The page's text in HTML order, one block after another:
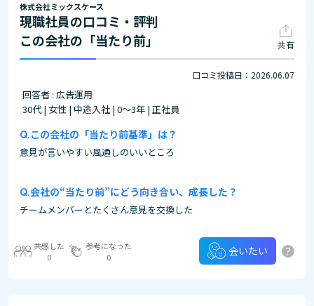
株式会社ミックスケース
現職社員の口コミ・評判
この会社の「当たり前」
共有
口コミ投稿日：2026.06.07
回答者 : 広告運用
30代 | 女性 | 中途入社 | 0～3年 | 正社員
この会社の「当たり前基準」は？
意見が言いやすい風通しのいいところ
会社の“当たり前”にどう向き合い、成長した？
チームメンバーとたくさん意見を交換した
共感した
0
参考になった
0
会いたい ?